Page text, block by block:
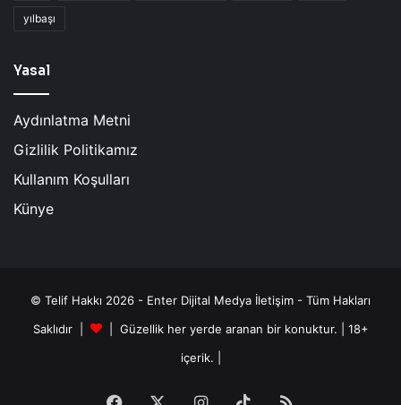
yılbaşı
Yasal
Aydınlatma Metni
Gizlilik Politikamız
Kullanım Koşulları
Künye
© Telif Hakkı 2026 - Enter Dijital Medya İletişim - Tüm Hakları
Saklıdır |
| Güzellik her yerde aranan bir konuktur. | 18+
içerik. |